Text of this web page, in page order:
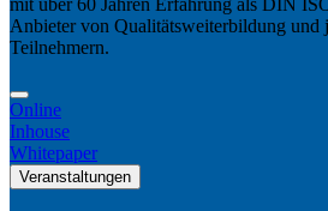
mit über 60 Jahren Erfahrung als DIN
Anbieter von Qualitätsweiterbildung und
Teilnehmern.
Online
Inhouse
Whitepaper
Veranstaltungen